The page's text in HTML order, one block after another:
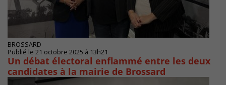
BROSSARD
Publié le 21 octobre 2025 à 13h21
Un débat électoral enflammé entre les deux
candidates à la mairie de Brossard